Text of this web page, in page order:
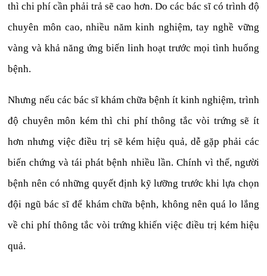
thì chi phí cần phải trả sẽ cao hơn. Do các bác sĩ có trình độ
chuyên môn cao, nhiều năm kinh nghiệm, tay nghề vững
vàng và khả năng ứng biến linh hoạt trước mọi tình huống
bệnh.
Nhưng nếu các bác sĩ khám chữa bệnh ít kinh nghiệm, trình
độ chuyên môn kém thì chi phí thông tắc vòi trứng sẽ ít
hơn nhưng việc điều trị sẽ kém hiệu quả, dễ gặp phải các
biến chứng và tái phát bệnh nhiều lần. Chính vì thế, người
bệnh nên có những quyết định kỹ lưỡng trước khi lựa chọn
đội ngũ bác sĩ để khám chữa bệnh, không nên quá lo lắng
về chi phí thông tắc vòi trứng khiến việc điều trị kém hiệu
quả.